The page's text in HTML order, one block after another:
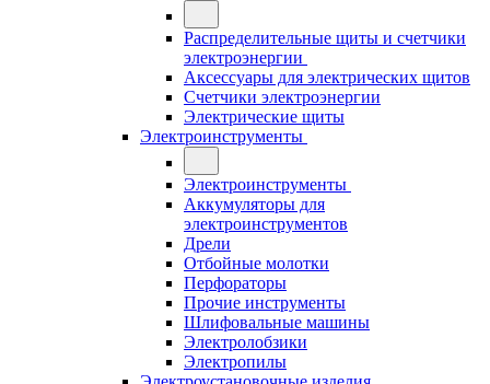
Распределительные щиты и счетчики
электроэнергии
Аксессуары для электрических щитов
Счетчики электроэнергии
Электрические щиты
Электроинструменты
Электроинструменты
Аккумуляторы для
электроинструментов
Дрели
Отбойные молотки
Перфораторы
Прочие инструменты
Шлифовальные машины
Электролобзики
Электропилы